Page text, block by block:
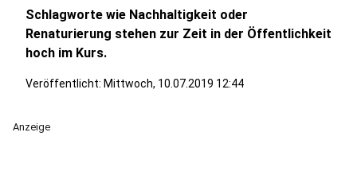
Schlagworte wie Nachhaltigkeit oder
Renaturierung stehen zur Zeit in der Öffentlichkeit
hoch im Kurs.
Veröffentlicht: Mittwoch, 10.07.2019 12:44
Anzeige